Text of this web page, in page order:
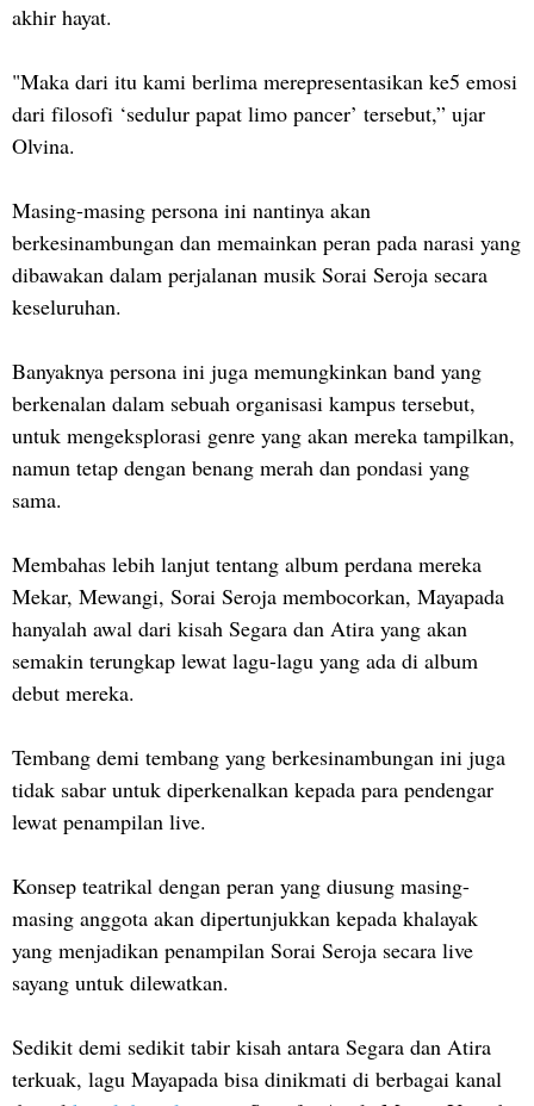
akhir hayat.
"Maka dari itu kami berlima merepresentasikan ke5 emosi
dari filosofi ‘sedulur papat limo pancer’ tersebut,” ujar
Olvina.
Masing-masing persona ini nantinya akan
berkesinambungan dan memainkan peran pada narasi yang
dibawakan dalam perjalanan musik Sorai Seroja secara
keseluruhan.
Banyaknya persona ini juga memungkinkan band yang
berkenalan dalam sebuah organisasi kampus tersebut,
untuk mengeksplorasi genre yang akan mereka tampilkan,
namun tetap dengan benang merah dan pondasi yang
sama.
Membahas lebih lanjut tentang album perdana mereka
Mekar, Mewangi, Sorai Seroja membocorkan, Mayapada
hanyalah awal dari kisah Segara dan Atira yang akan
semakin terungkap lewat lagu-lagu yang ada di album
debut mereka.
Tembang demi tembang yang berkesinambungan ini juga
tidak sabar untuk diperkenalkan kepada para pendengar
lewat penampilan live.
Konsep teatrikal dengan peran yang diusung masing-
masing anggota akan dipertunjukkan kepada khalayak
yang menjadikan penampilan Sorai Seroja secara live
sayang untuk dilewatkan.
Sedikit demi sedikit tabir kisah antara Segara dan Atira
terkuak, lagu Mayapada bisa dinikmati di berbagai kanal